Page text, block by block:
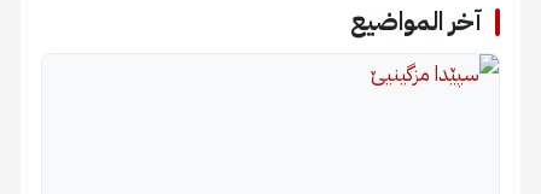
آخر المواضيع